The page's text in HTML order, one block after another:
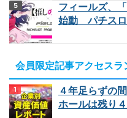
フィールズ、
始動 パチスロ
会員限定記事アクセスラ
４年足らずの
ホールは残り